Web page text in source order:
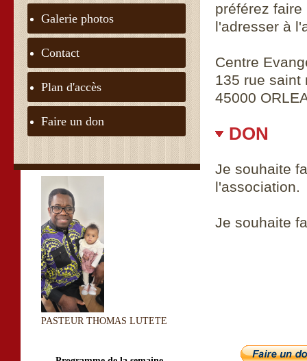
Galerie photos
Contact
Plan d'accès
Faire un don
PASTEUR THOMAS LUTETE
préférez
l'adresser à
Centre
135 rue saint
45000
DON
Je souhaite
l'association.
Je souhaite